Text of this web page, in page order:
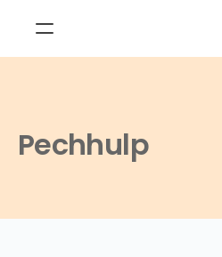
Pechhulp
Reisverzekering voor
jongeren